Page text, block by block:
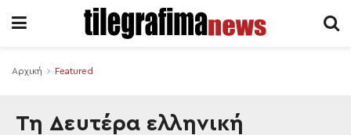
Αρχική Featured
Τη Δευτέρα ελληνική